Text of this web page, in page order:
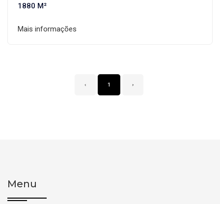
1880 M²
Mais informações
‹ 1 ›
Menu